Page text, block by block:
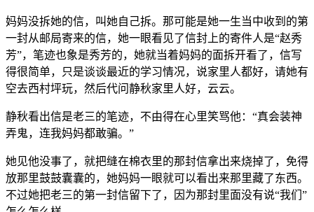
妈妈没拆她的信，叫她自己拆。那可能是她一生当中收到的第
一封从邮局寄来的信，她一眼看见了信封上的寄件人是“赵秀
芳”，笔迹也象是秀芳的，她就当着妈妈的面拆开看了，信写
得很简单，只是谈谈最近的学习情况，说家里人都好，请她有
空去西村坪玩，然后代问静秋家里人好，云云。
静秋看出信是老三的笔迹，不由得在心里笑骂他：“真会装神
弄鬼，连我妈妈都敢骗。”
她见他没事了，就把缝在棉衣里的那封信拿出来烧掉了，免得
放那里鼓鼓囊囊的，她妈妈一眼就可以看出来那里藏了东西。
不过她把老三的第一封信留下了，因为那封里面没有说“我们”